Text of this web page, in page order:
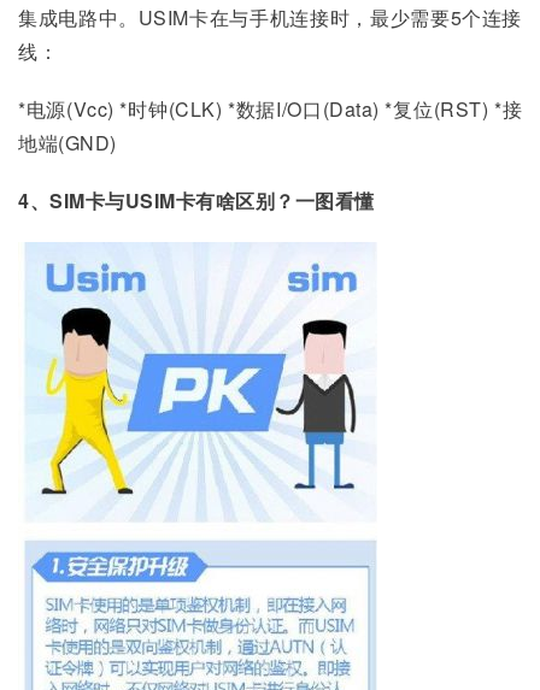
集成电路中。USIM卡在与手机连接时，最少需要5个连接
线：
*电源(Vcc) *时钟(CLK) *数据I/O口(Data) *复位(RST) *接
地端(GND)
4、SIM卡与USIM卡有啥区别？一图看懂